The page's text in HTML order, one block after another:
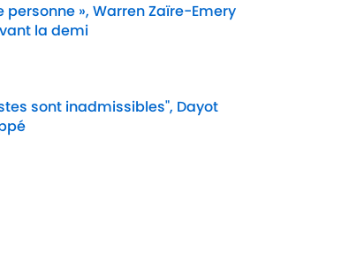
personne », Warren Zaïre-Emery
la demi
sont inadmissibles", Dayot